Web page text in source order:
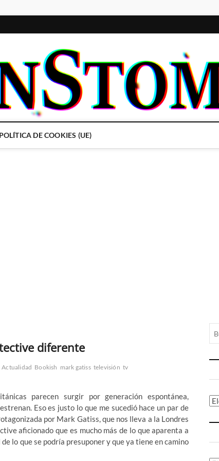
POLÍTICA DE COOKIES (UE)
diferente
Actualidad Bookish mark gatiss televisión tv
parecen surgir por generación espontánea,
Eso es justo lo que me sucedió hace un par de
por Mark Gatiss, que nos lleva a la Londres
aficionado que es mucho más de lo que aparenta a
lo que se podría presuponer y que ya tiene en camino